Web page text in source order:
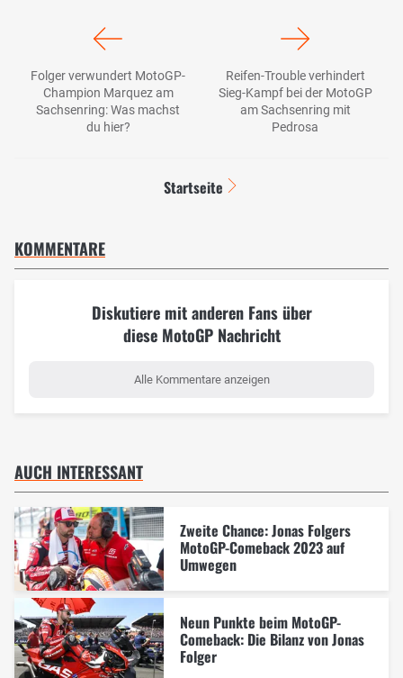
Folger verwundert MotoGP-
Champion Marquez am
Sachsenring: Was machst
du hier?
Reifen-Trouble verhindert
Sieg-Kampf bei der MotoGP
am Sachsenring mit
Pedrosa
Startseite
KOMMENTARE
Diskutiere mit anderen Fans über
diese MotoGP Nachricht
Alle Kommentare anzeigen
AUCH INTERESSANT
Zweite Chance: Jonas Folgers
MotoGP-Comeback 2023 auf
Umwegen
Neun Punkte beim MotoGP-
Comeback: Die Bilanz von Jonas
Folger